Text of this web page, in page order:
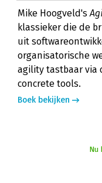
Mike Hoogveld's
klassieker die de
uit
organisatorische
agility tastbaar via
concrete tools.
Boek bekijken
Nu